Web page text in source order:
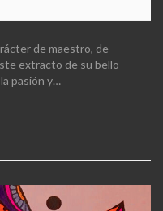
Mistral
de maestro, de
extracto de su bello
pasión y…